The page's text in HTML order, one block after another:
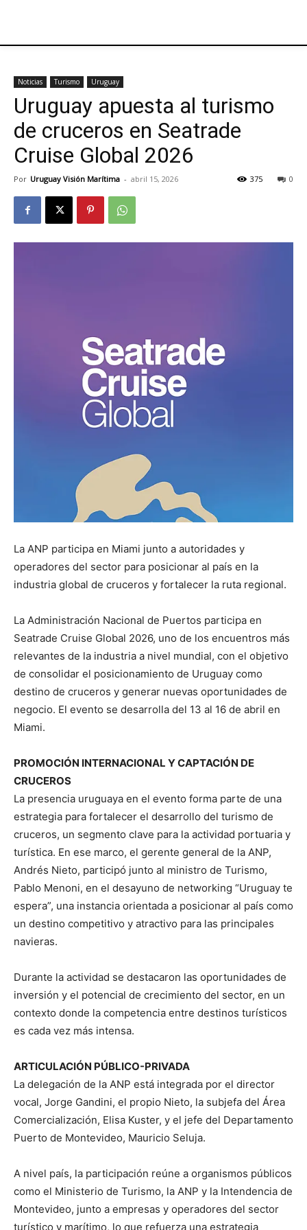
Noticias Turismo Uruguay
Uruguay apuesta al turismo
de cruceros en Seatrade
Cruise Global 2026
Por Uruguay Visión Marítima - abril 15, 2026 0
375
La ANP participa en Miami junto a autoridades y
operadores del sector para posicionar al país en la
industria global de cruceros y fortalecer la ruta regional.
La Administración Nacional de Puertos participa en
Seatrade Cruise Global 2026, uno de los encuentros más
relevantes de la industria a nivel mundial, con el objetivo
de consolidar el posicionamiento de Uruguay como
destino de cruceros y generar nuevas oportunidades de
negocio. El evento se desarrolla del 13 al 16 de abril en
Miami.
PROMOCIÓN INTERNACIONAL Y CAPTACIÓN DE
CRUCEROS
La presencia uruguaya en el evento forma parte de una
estrategia para fortalecer el desarrollo del turismo de
cruceros, un segmento clave para la actividad portuaria y
turística. En ese marco, el gerente general de la ANP,
Andrés Nieto, participó junto al ministro de Turismo,
Pablo Menoni, en el desayuno de networking “Uruguay te
espera”, una instancia orientada a posicionar al país como
un destino competitivo y atractivo para las principales
navieras.
Durante la actividad se destacaron las oportunidades de
inversión y el potencial de crecimiento del sector, en un
contexto donde la competencia entre destinos turísticos
es cada vez más intensa.
ARTICULACIÓN PÚBLICO-PRIVADA
La delegación de la ANP está integrada por el director
vocal, Jorge Gandini, el propio Nieto, la subjefa del Área
Comercialización, Elisa Kuster, y el jefe del Departamento
Puerto de Montevideo, Mauricio Seluja.
A nivel país, la participación reúne a organismos públicos
como el Ministerio de Turismo, la ANP y la Intendencia de
Montevideo, junto a empresas y operadores del sector
turístico y marítimo, lo que refuerza una estrategia